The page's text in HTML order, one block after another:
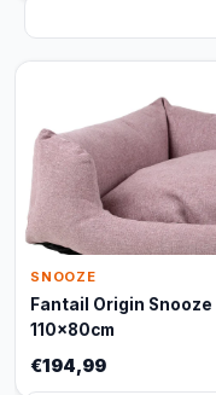
SNOOZE
Fantail Origin
110x80cm
€194,99